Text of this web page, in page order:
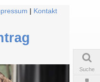
Kontakt
Suche